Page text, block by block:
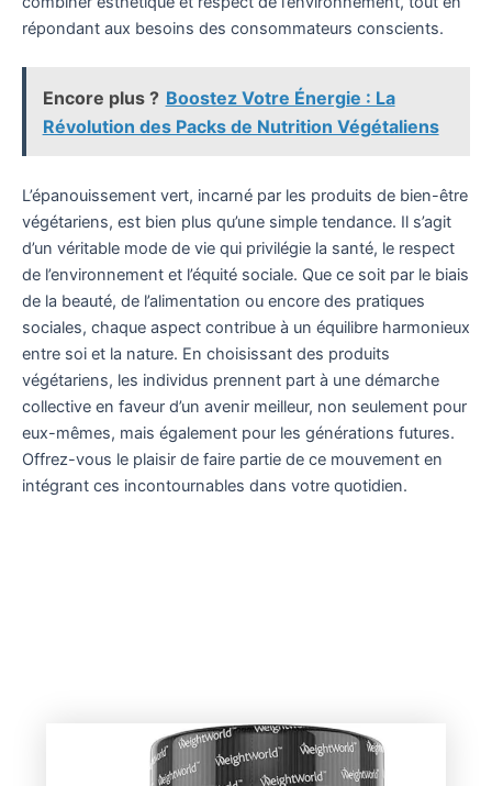
répondant aux besoins des consommateurs conscients.
Encore plus ? Boostez Votre Énergie : La
Révolution des Packs de Nutrition Végétaliens
L’épanouissement vert, incarné par les produits de bien-être
végétariens, est bien plus qu’une simple tendance. Il s’agit
d’un véritable mode de vie qui privilégie la santé, le respect
de l’environnement et l’équité sociale. Que ce soit par le biais
de la beauté, de l’alimentation ou encore des pratiques
sociales, chaque aspect contribue à un équilibre harmonieux
entre soi et la nature. En choisissant des produits
végétariens, les individus prennent part à une démarche
collective en faveur d’un avenir meilleur, non seulement pour
eux-mêmes, mais également pour les générations futures.
Offrez-vous le plaisir de faire partie de ce mouvement en
intégrant ces incontournables dans votre quotidien.